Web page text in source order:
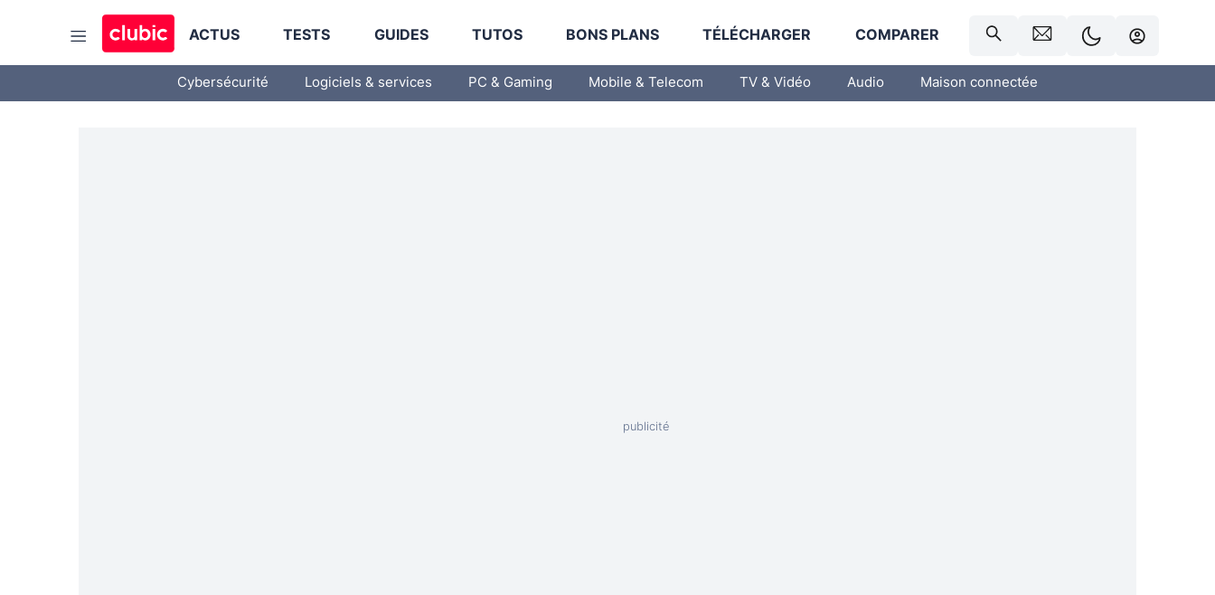
ACTUS TESTS GUIDES TUTOS BONS PLANS TÉLÉCHARGER COMPARER
Cybersécurité Logiciels & services PC & Gaming Mobile & Telecom TV & Vidéo Audio Maison connectée